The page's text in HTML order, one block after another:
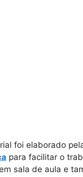
foi elaborado
para facilitar o
sala de aula e